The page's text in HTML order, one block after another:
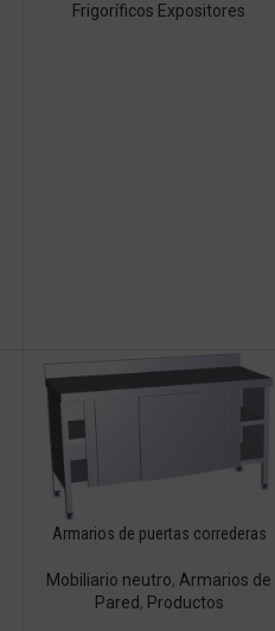
Frigoríficos Expositores
Armarios de puertas correderas
Mobiliario neutro, Armarios de
Pared, Productos